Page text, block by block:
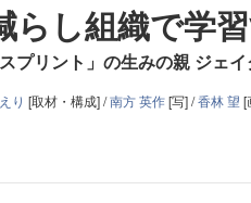
らし組織で学
プリント」の生みの親 ジェ
り [取材・構成] /南方 英作[写] /香林 望 [